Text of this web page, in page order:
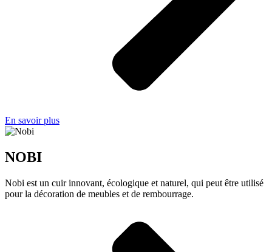
En savoir plus
NOBI
Nobi est un cuir innovant, écologique et naturel, qui peut être utilisé
pour la décoration de meubles et de rembourrage.